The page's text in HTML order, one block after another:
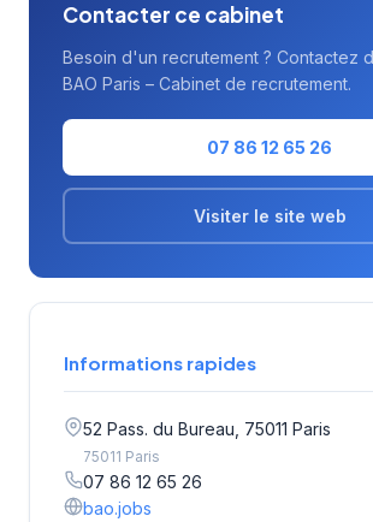
Contacter ce cabinet
Besoin d'un recrutement ? Contactez
BAO Paris – Cabinet de recrutement.
07 86 12 65 26
Visiter le site web
Informations rapides
52 Pass. du Bureau, 75011 Paris
75011 Paris
07 86 12 65 26
bao.jobs